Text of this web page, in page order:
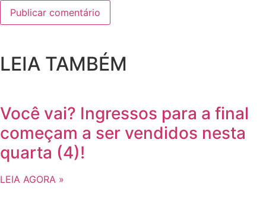
LEIA TAMBÉM
Você vai? Ingressos para a final
começam a ser vendidos nesta
quarta (4)!
LEIA AGORA »